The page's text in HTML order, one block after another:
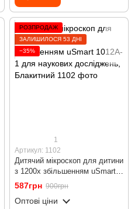
РОЗПРОДАЖ
ЗАЛИШИЛОСЯ 53 ДНІ
−35%
1
Артикул: 1102
Дитячий мікроскоп для дитини
з 1200х збільшенням uSmart
1012A-1 для наукових
досліджень, Блакитний
587грн 900грн
Оптові ціни